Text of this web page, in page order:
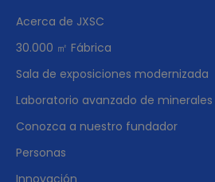
Acerca de JXSC
30.000 ㎡ Fábrica
Sala de exposiciones modernizada
Laboratorio avanzado de minerales
Conozca a nuestro fundador
Personas
Innovación